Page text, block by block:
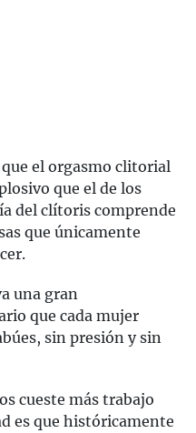
que el orgasmo clitorial
que el de los
del clítoris comprende
que únicamente
una gran
que cada mujer
sin presión y sin
cueste más trabajo
es que históricamente